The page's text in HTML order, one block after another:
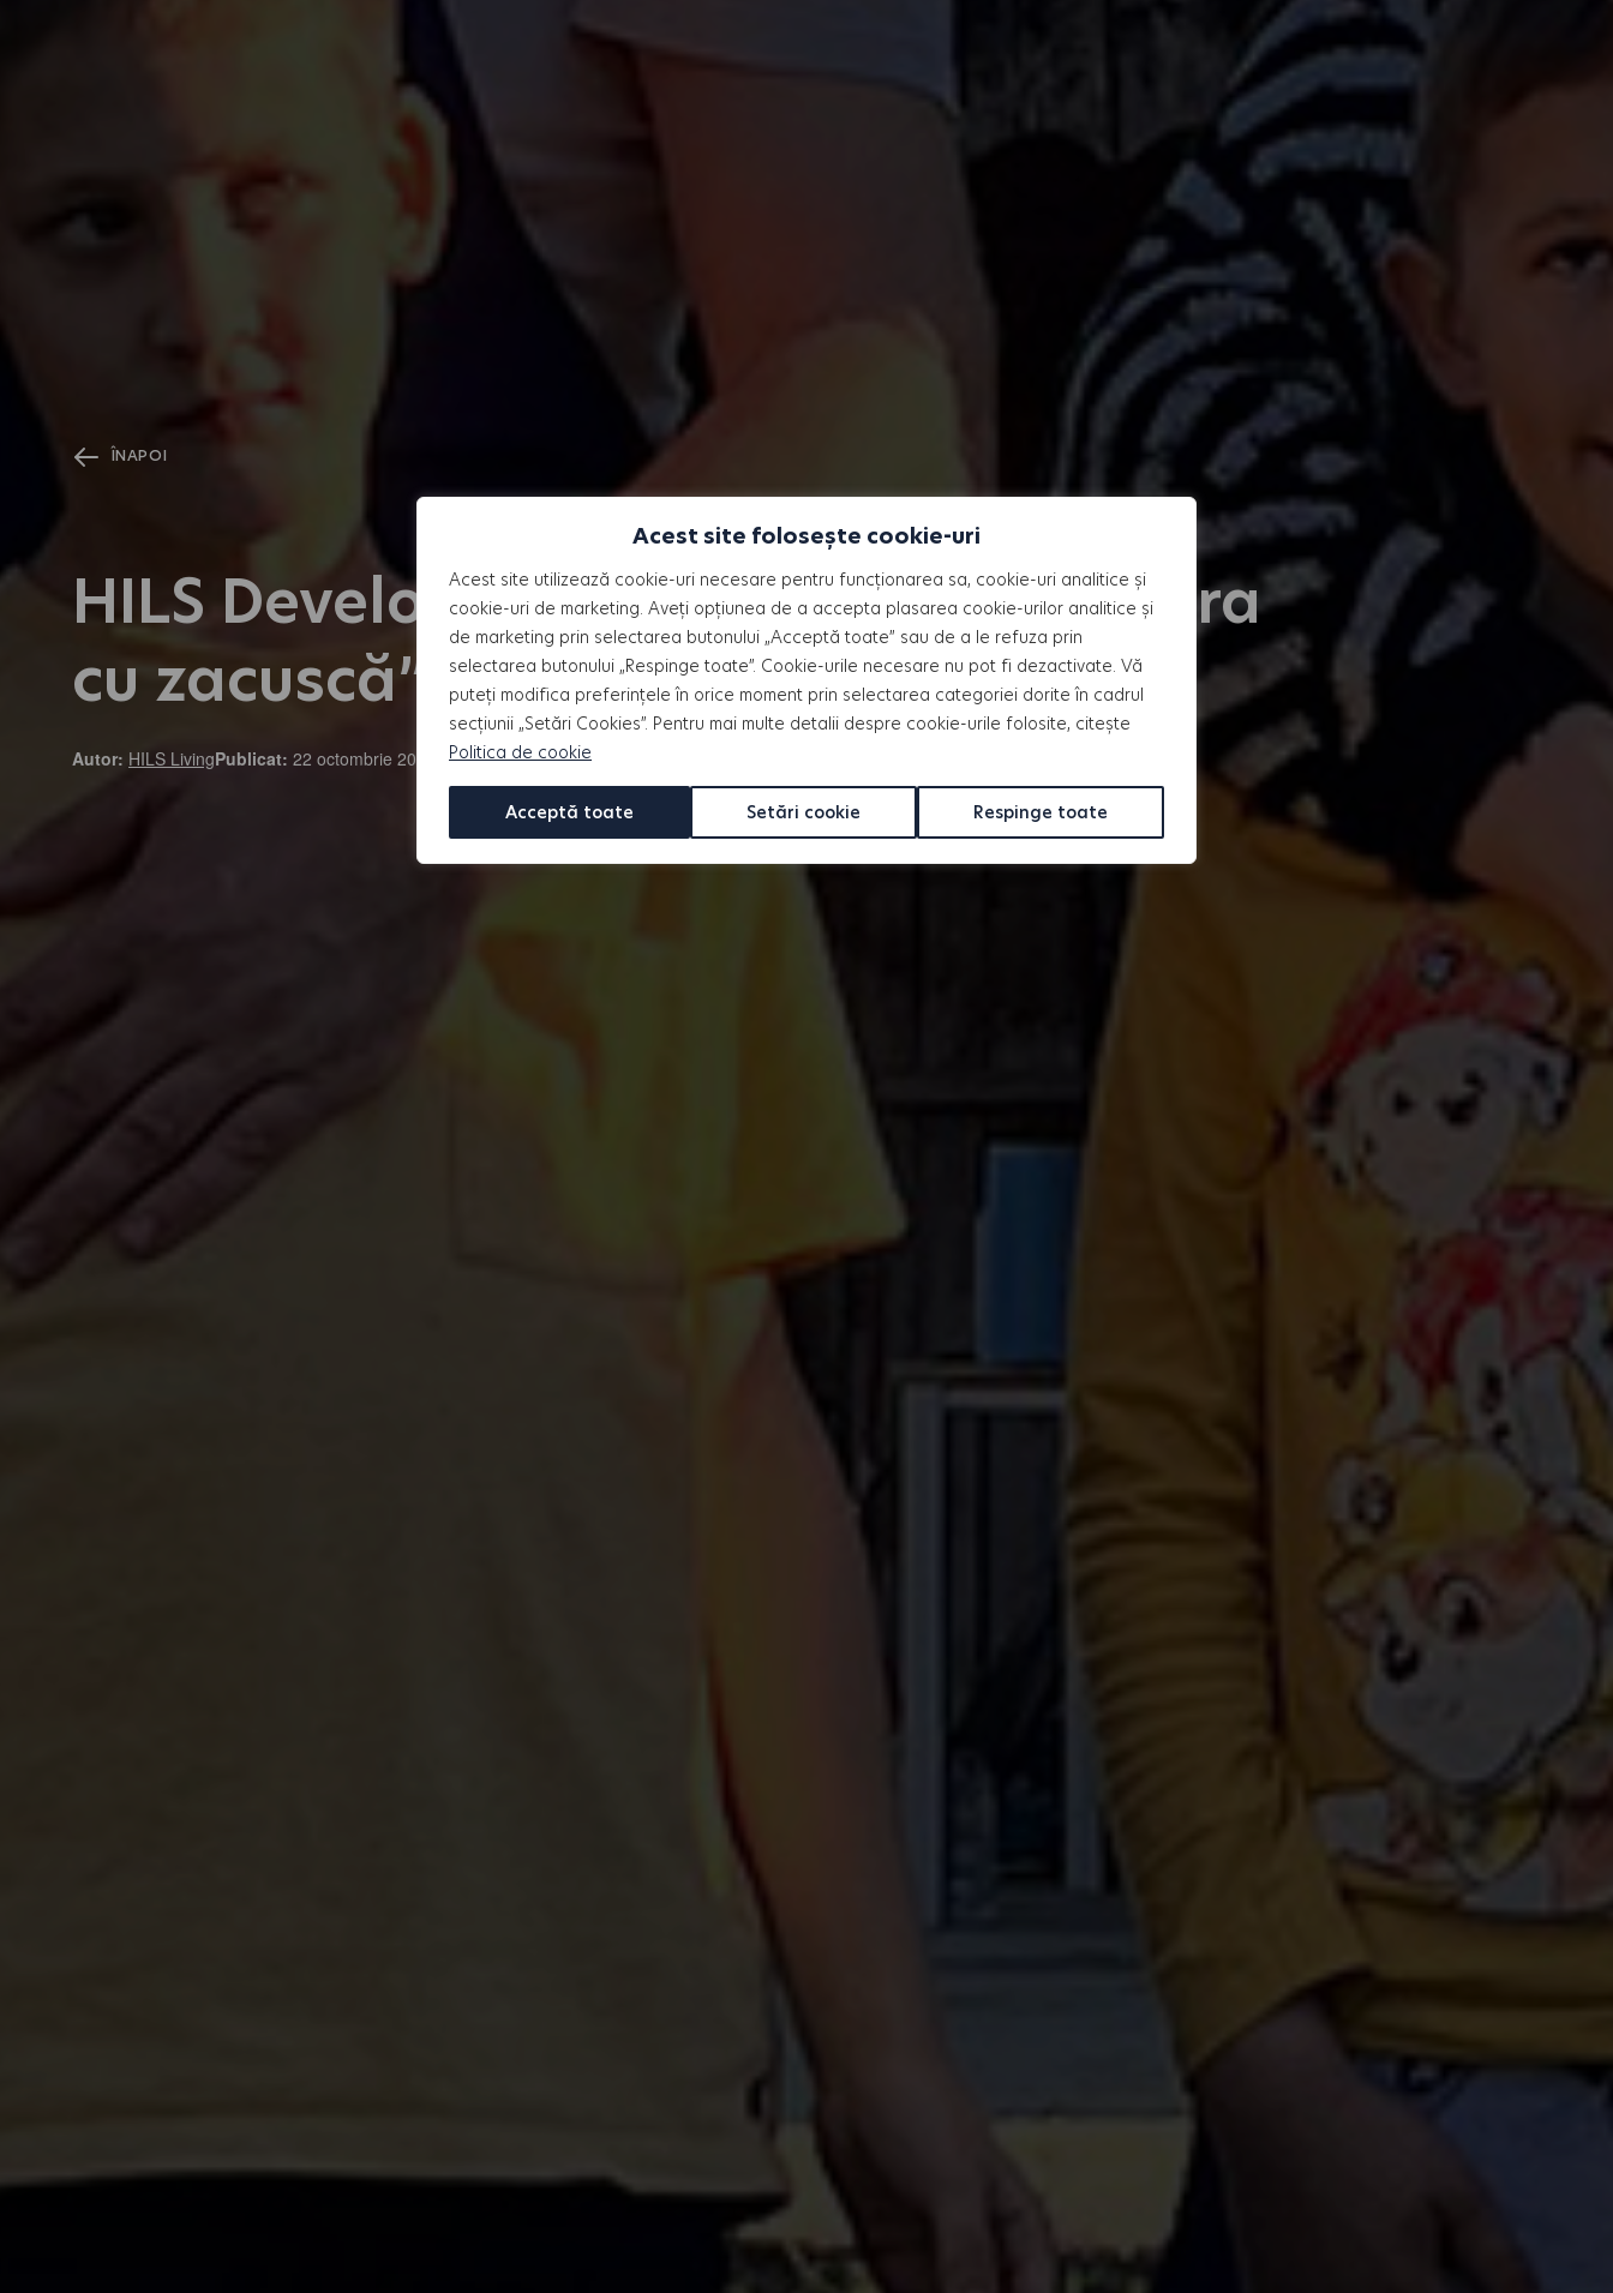
Acest site folosește cookie-uri
Acest site utilizează cookie-uri necesare pentru funcționarea sa, cookie-uri analitice și
cookie-uri de marketing. Aveți opțiunea de a accepta plasarea cookie-urilor analitice și
de marketing prin selectarea butonului „Acceptă toate” sau de a le refuza prin
selectarea butonului „Respinge toate”. Cookie-urile necesare nu pot fi dezactivate. Vă
puteți modifica preferințele în orice moment prin selectarea categoriei dorite în cadrul
secțiunii „Setări Cookies”. Pentru mai multe detalii despre cookie-urile folosite, citește
Politica de cookie
Setări cookie Respinge toate
Acceptă toate
ÎNAPOI
HILS Development, voluntar la „Cămara
cu zacuscă”
Autor: HILS LivingPublicat: 22 octombrie 2024